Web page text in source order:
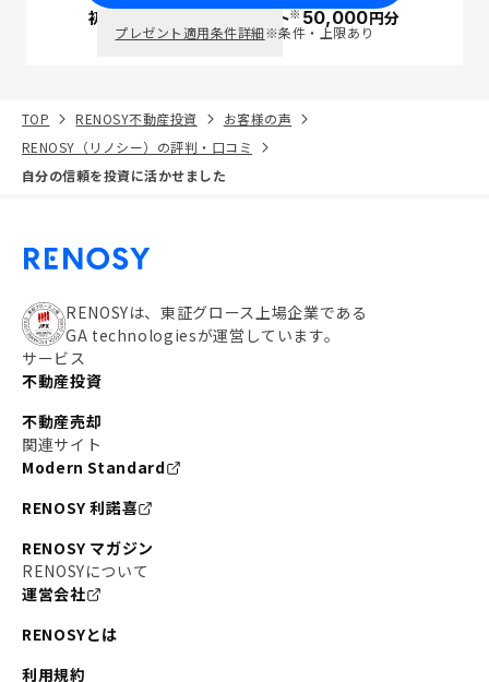
初回面談で ポイント※50,000円分
プレゼント適用条件詳細※条件・上限あり
TOP RENOSY不動産投資
お客様の声
RENOSY（リノシー）の評判・口コミ
自分の信頼を投資に活かせました
RENOSYは、東証グロース上場企業である
GA technologiesが運営しています。
サービス
不動産投資
不動産売却
関連サイト
Modern Standard
RENOSY 利諾喜
RENOSY マガジン
RENOSYについて
運営会社
RENOSYとは
利用規約